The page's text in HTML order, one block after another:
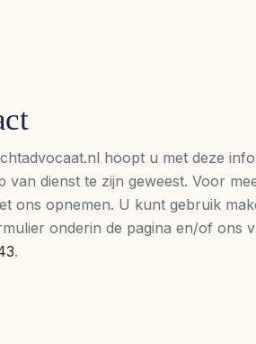
hoopt u met deze
van dienst te zijn geweest. Voor
ons opnemen. U kunt gebruik
onderin de pagina en/of ons
.